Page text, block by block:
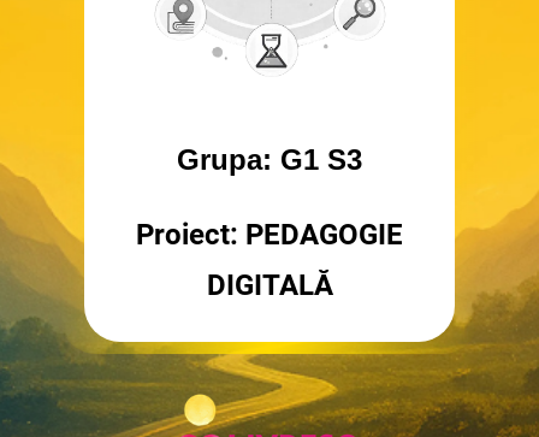
Grupa: G1 S3
Proiect: PEDAGOGIE
DIGITALĂ